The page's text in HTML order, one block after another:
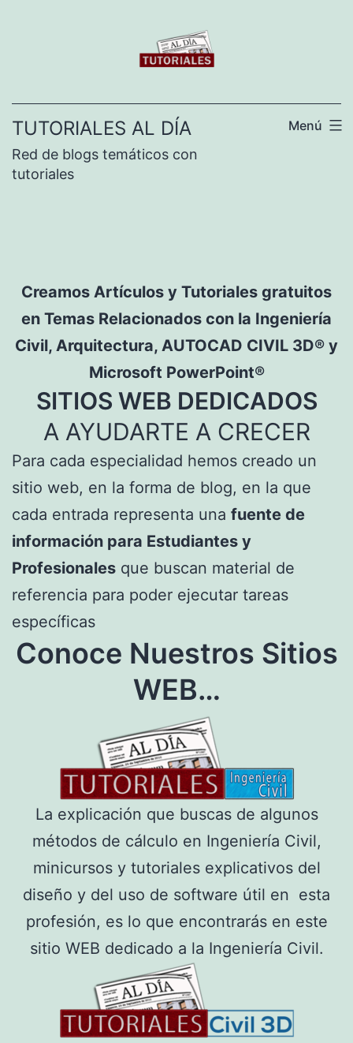
TUTORIALES AL DÍA
Red de blogs temáticos con
tutoriales
Menú
Creamos Artículos y Tutoriales gratuitos
en Temas Relacionados con la Ingeniería
Civil, Arquitectura, AUTOCAD CIVIL 3D® y
Microsoft PowerPoint®
SITIOS WEB DEDICADOS
A AYUDARTE A CRECER
Para cada especialidad hemos creado un
sitio web, en la forma de blog, en la que
cada entrada representa una fuente de
información para Estudiantes y
Profesionales que buscan material de
referencia para poder ejecutar tareas
específicas
Conoce Nuestros Sitios
WEB…
La explicación que buscas de algunos
métodos de cálculo en Ingeniería Civil,
minicursos y tutoriales explicativos del
diseño y del uso de software útil en esta
profesión, es lo que encontrarás en este
sitio WEB dedicado a la Ingeniería Civil.